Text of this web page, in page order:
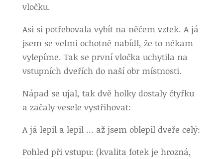
vločku.
Asi si potřebovala vybít na něčem vztek. A já
jsem se velmi ochotně nabídl, že to někam
vylepíme. Tak se první vločka uchytila na
vstupních dveřích do naší obr místnosti.
Nápad se ujal, tak dvě holky dostaly čtyřku
a začaly vesele vystřihovat:
A já lepil a lepil … až jsem oblepil dveře celý:
Pohled při vstupu: (kvalita fotek je hrozná,